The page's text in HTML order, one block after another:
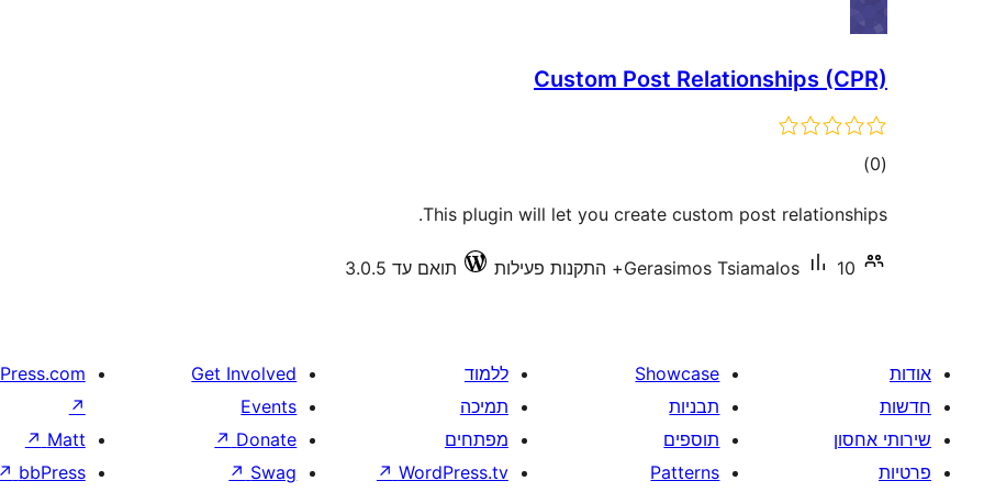
Custom Post Relationships (CPR)
(0 דרוגים)
This plugin will let you create custom post relationships.
Gerasimos Tsiamalos 10+ התקנות פעילות תואם עד 3.0.5
אודות
חדשות
שירותי אחסון
פרטיות
Showcase
תבניות
תוספים
Patterns
ללמוד
תמיכה
מפתחים
WordPress.tv
↗
Get Involved
Events
Donate
↗
Swag
↗
↗
Matt
↗
bbPress